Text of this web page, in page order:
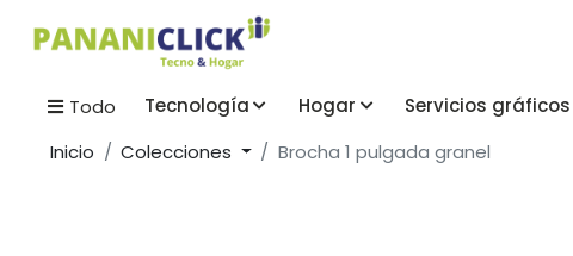
Todo Tecnología Hogar Servicios gráficos
Inicio
Colecciones Brocha 1 pulgada granel